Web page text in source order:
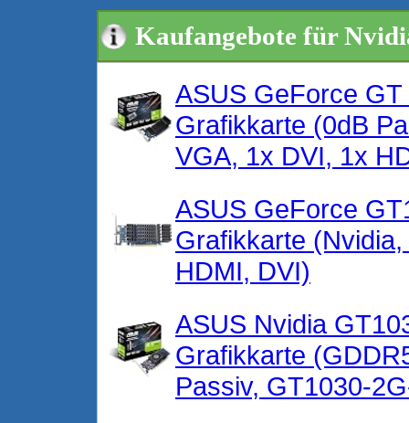
Kaufangebote für
ASUS GeForce
Grafikkarte (0dB
VGA, 1x DVI, 1x
ASUS GeForce
Grafikkarte
HDMI, DVI)
ASUS Nvidia
Grafikkarte
Passiv, GT1030-